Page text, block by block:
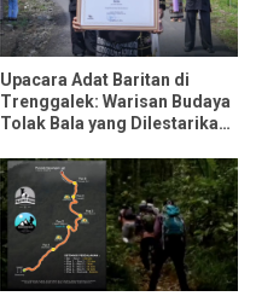
Upacara Adat Baritan di
Trenggalek: Warisan Budaya
Tolak Bala yang Dilestarikan